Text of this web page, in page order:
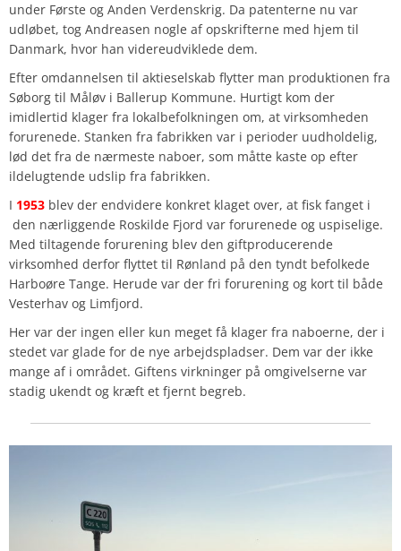
under Første og Anden Verdenskrig. Da patenterne nu var
udløbet, tog Andreasen nogle af opskrifterne med hjem til
Danmark, hvor han videreudviklede dem.
Efter omdannelsen til aktieselskab flytter man produktionen fra
Søborg til Måløv i Ballerup Kommune. Hurtigt kom der
imidlertid klager fra lokalbefolkningen om, at virksomheden
forurenede. Stanken fra fabrikken var i perioder uudholdelig,
lød det fra de nærmeste naboer, som måtte kaste op efter
ildelugtende udslip fra fabrikken.
I 1953 blev der endvidere konkret klaget over, at fisk fanget i
den nærliggende Roskilde Fjord var forurenede og uspiselige.
Med tiltagende forurening blev den giftproducerende
virksomhed derfor flyttet til Rønland på den tyndt befolkede
Harboøre Tange. Herude var der fri forurening og kort til både
Vesterhav og Limfjord.
Her var der ingen eller kun meget få klager fra naboerne, der i
stedet var glade for de nye arbejdspladser. Dem var der ikke
mange af i området. Giftens virkninger på omgivelserne var
stadig ukendt og kræft et fjernt begreb.